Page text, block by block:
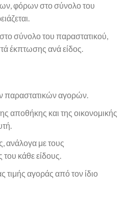
φόρων στο σύνολο του
σύνολο του παραστατικού,
έκπτωσης ανά είδος.
αγορών.
αποθήκης και της οικονομικής
ανάλογα με τους
κάθε είδους.
τιμής αγοράς από τον ίδιο